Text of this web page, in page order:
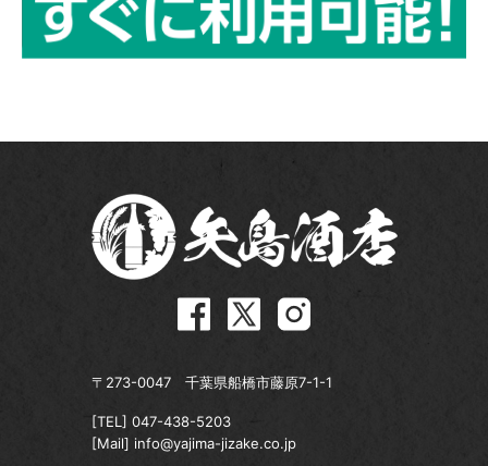
〒273-0047 千葉県船橋市藤原7-1-1
[TEL] 047-438-5203
[Mail] info@yajima-jizake.co.jp